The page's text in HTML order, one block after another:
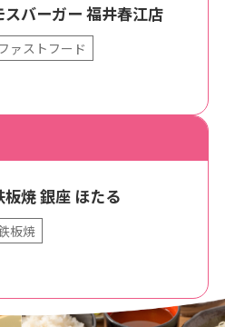
スバーガー 福井春江店
ファストフード
板焼 銀座 ほたる
板焼